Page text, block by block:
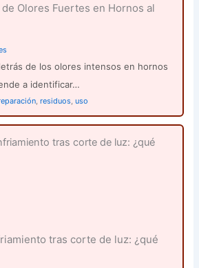
Olores Fuertes en Hornos al
de los olores intensos en hornos
a identificar…
,residuos,uso
tras corte de luz: ¿qué